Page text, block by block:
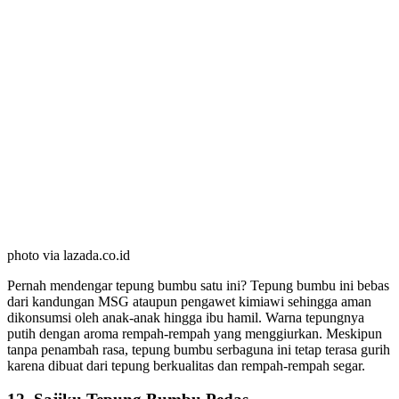
photo via lazada.co.id
Pernah mendengar tepung bumbu satu ini? Tepung bumbu ini bebas
dari kandungan MSG ataupun pengawet kimiawi sehingga aman
dikonsumsi oleh anak-anak hingga ibu hamil. Warna tepungnya
putih dengan aroma rempah-rempah yang menggiurkan. Meskipun
tanpa penambah rasa, tepung bumbu serbaguna ini tetap terasa gurih
karena dibuat dari tepung berkualitas dan rempah-rempah segar.